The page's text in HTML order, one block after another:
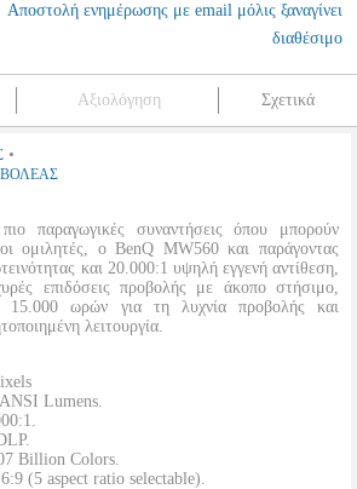
Αποστολή ενημέρωσης με email μόλις ξαναγίνει
διαθέσιμο
Αξιολόγηση Σχετικά
•
παραγωγικές συναντήσεις όπου μπορούν
ομιλητές, ο BenQ MW560 και παράγοντας
και 20.000:1 υψηλή εγγενή αντίθεση,
επιδόσεις προβολής με άκοπο στήσιμο,
15.000 ωρών για τη λυχνία προβολής και
λειτουργία.
Lumens.
Billion Colors.
(5 aspect ratio selectable).